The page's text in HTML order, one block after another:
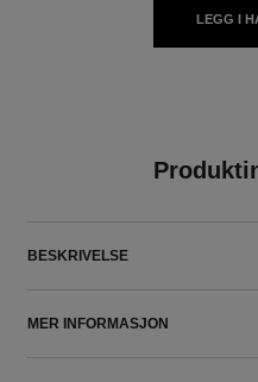
LEGG I
BESKRIVELSE
MER INFORMASJON